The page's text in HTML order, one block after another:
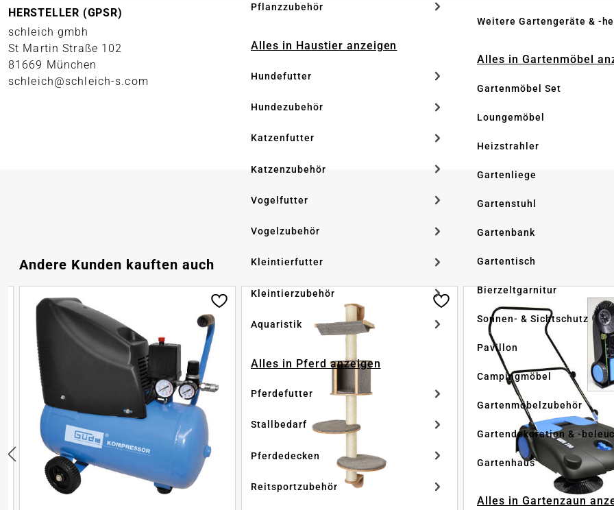
Pflanzzubehör
Alles in Haustier anzeigen
Hundefutter
Hundezubehör
Katzenfutter
Katzenzubehör
Vogelfutter
Vogelzubehör
Kleintierfutter
Kleintierzubehör
Aquaristik
Alles in Pferd anzeigen
Pferdefutter
Stallbedarf
Pferdedecken
Reitsportzubehör
Weitere Gartengeräte & -
Alles in Gartenmöbel
Gartenmöbel Set
Loungemöbel
Heizstrahler
Gartenliege
Gartenstuhl
Gartenbank
Gartentisch
Bierzeltgarnitur
Sonnen- & Sichtschutz
Pavillon
Campingmöbel
Gartenmöbelzubehör
Gartendekoration & -
Gartenhaus
Alles in Gartenzaun
HERSTELLER (GPSR)
schleich gmbh
St Martin Straße 102
81669 München
schleich@schleich-s.com
Produktgalerie überspringen
Andere Kunden kauften auch